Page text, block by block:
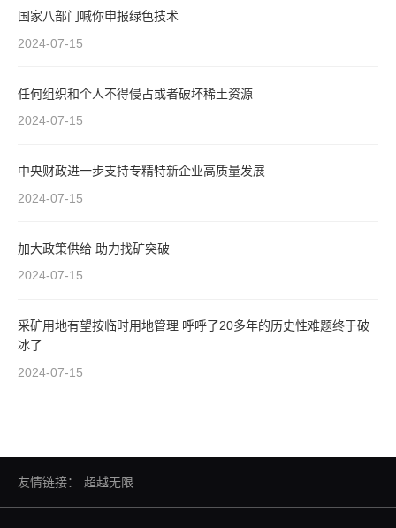
国家八部门喊你申报绿色技术
2024-07-15
任何组织和个人不得侵占或者破坏稀土资源
2024-07-15
中央财政进一步支持专精特新企业高质量发展
2024-07-15
加大政策供给 助力找矿突破
2024-07-15
采矿用地有望按临时用地管理 呼呼了20多年的历史性难题终于破
冰了
2024-07-15
友情链接： 超越无限